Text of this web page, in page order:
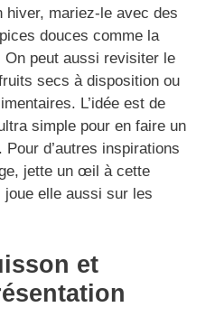
mariez-le avec des
douces comme la
On peut aussi revisiter le
secs à disposition ou
L’idée est de
simple pour en faire un
d’autres inspirations
jette un œil à cette
elle aussi sur les
et